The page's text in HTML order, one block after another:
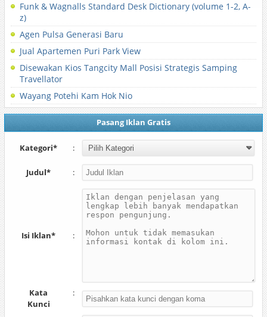
Funk & Wagnalls Standard Desk Dictionary (volume 1-2, A-
z)
Agen Pulsa Generasi Baru
Jual Apartemen Puri Park View
Disewakan Kios Tangcity Mall Posisi Strategis Samping
Travellator
Wayang Potehi Kam Hok Nio
Pasang Iklan Gratis
Kategori* :
Judul* :
Isi Iklan* :
Kata
Kunci
: